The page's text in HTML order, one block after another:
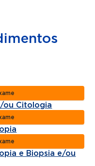
ou Citologia
e Biopsia e/ou